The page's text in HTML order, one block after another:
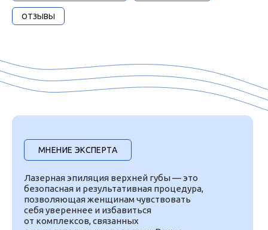
ОТЗЫВЫ
Лазерная эпиляция верхней губы — это
безопасная и результативная процедура,
позволяющая женщинам чувствовать
себя увереннее и избавиться
от комплексов, связанных
МНЕНИЕ ЭКСПЕРТА